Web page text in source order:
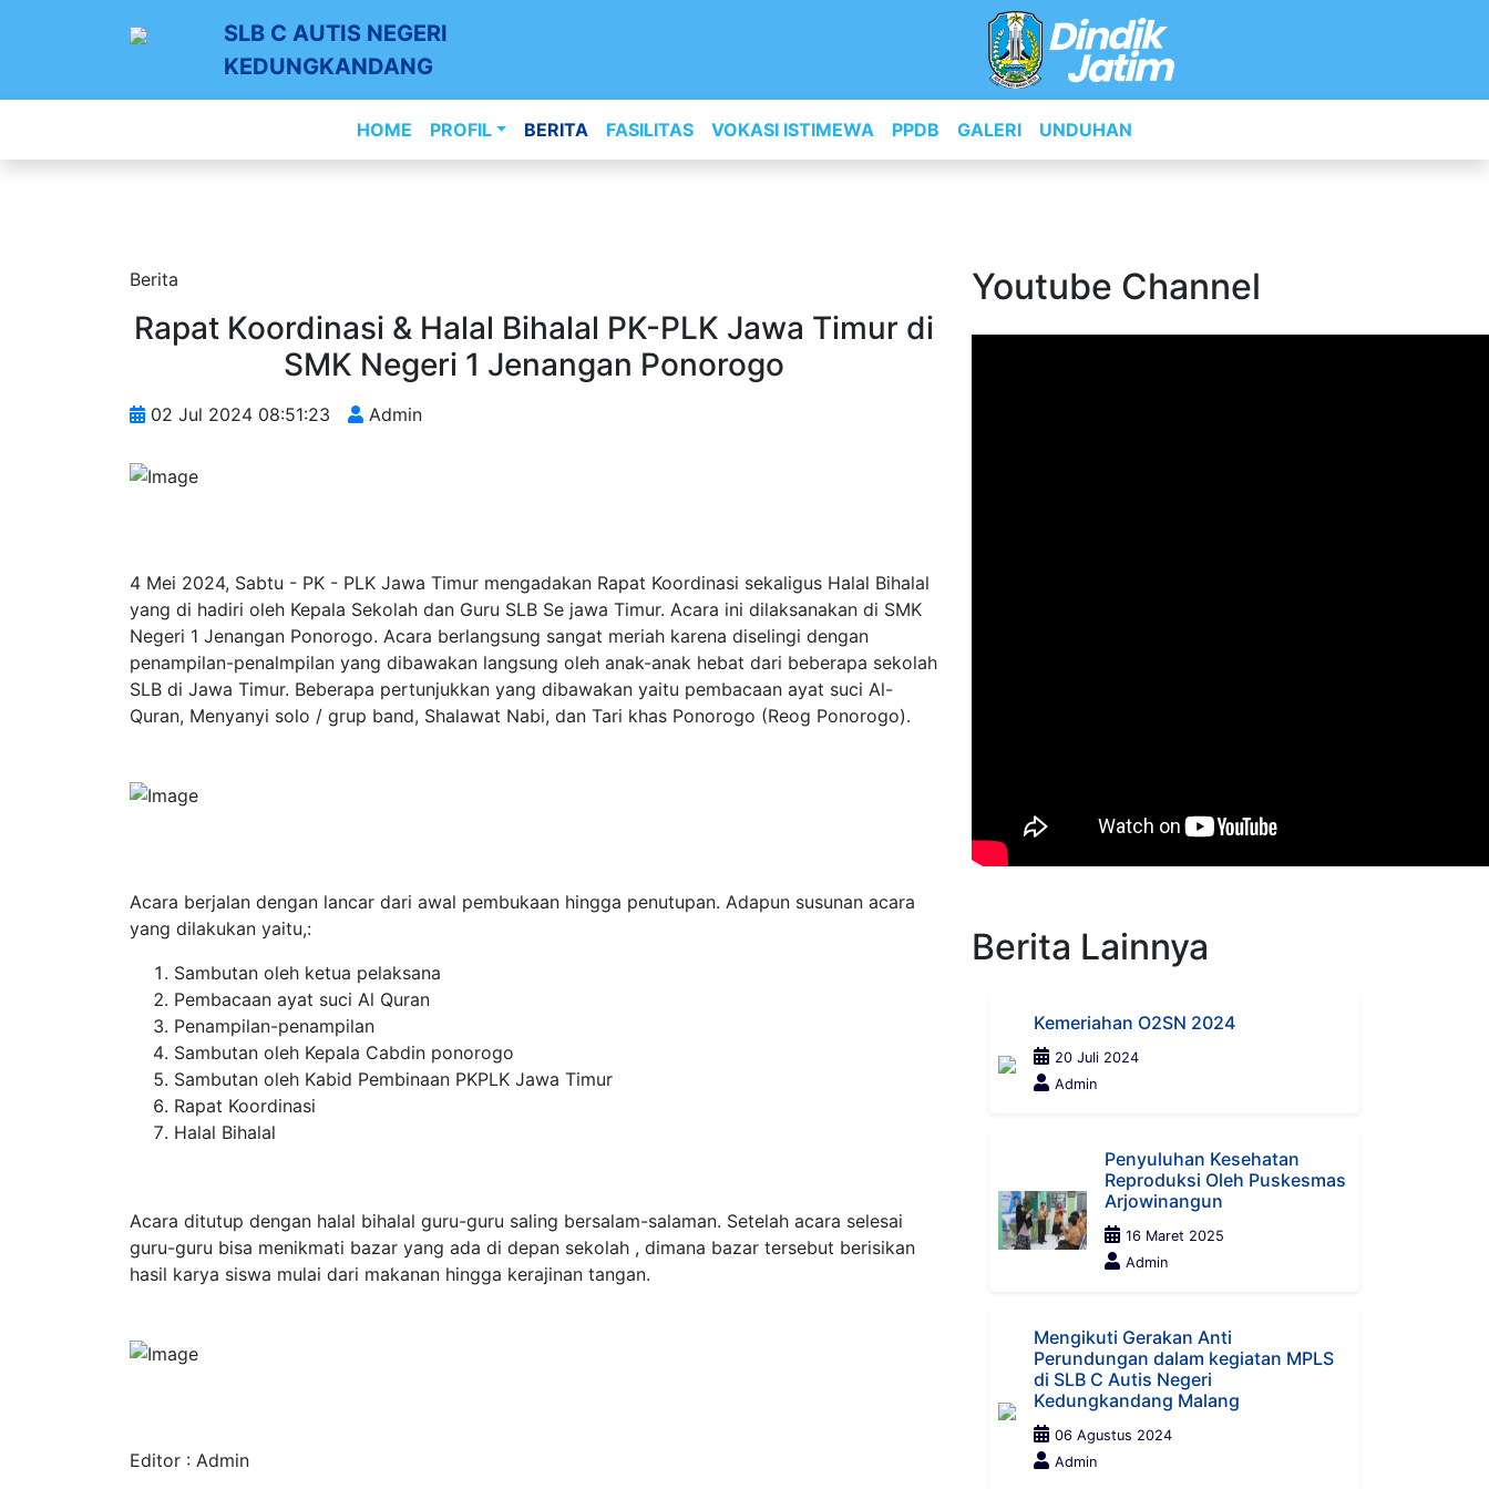
SLB C AUTIS NEGERI
KEDUNGKANDANG
HOME PROFIL BERITA FASILITAS VOKASI ISTIMEWA PPDB GALERI UNDUHAN
Berita
Rapat Koordinasi & Halal Bihalal PK-PLK Jawa Timur di
SMK Negeri 1 Jenangan Ponorogo
02 Jul 2024 08:51:23 Admin
4 Mei 2024, Sabtu - PK - PLK Jawa Timur mengadakan Rapat Koordinasi sekaligus Halal Bihalal
yang di hadiri oleh Kepala Sekolah dan Guru SLB Se jawa Timur. Acara ini dilaksanakan di SMK
Negeri 1 Jenangan Ponorogo. Acara berlangsung sangat meriah karena diselingi dengan
penampilan-penalmpilan yang dibawakan langsung oleh anak-anak hebat dari beberapa sekolah
SLB di Jawa Timur. Beberapa pertunjukkan yang dibawakan yaitu pembacaan ayat suci Al-
Quran, Menyanyi solo / grup band, Shalawat Nabi, dan Tari khas Ponorogo (Reog Ponorogo).
Acara berjalan dengan lancar dari awal pembukaan hingga penutupan. Adapun susunan acara
yang dilakukan yaitu,:
Sambutan oleh ketua pelaksana
Pembacaan ayat suci Al Quran
Penampilan-penampilan
Sambutan oleh Kepala Cabdin ponorogo
Sambutan oleh Kabid Pembinaan PKPLK Jawa Timur
Rapat Koordinasi
Halal Bihalal
Acara ditutup dengan halal bihalal guru-guru saling bersalam-salaman. Setelah acara selesai
guru-guru bisa menikmati bazar yang ada di depan sekolah , dimana bazar tersebut berisikan
hasil karya siswa mulai dari makanan hingga kerajinan tangan.
Editor : Admin
Youtube Channel
Berita Lainnya
Kemeriahan O2SN 2024
20 Juli 2024
Admin
Penyuluhan Kesehatan
Reproduksi Oleh Puskesmas
Arjowinangun
16 Maret 2025
Admin
Mengikuti Gerakan Anti
Perundungan dalam kegiatan MPLS
di SLB C Autis Negeri
Kedungkandang Malang
06 Agustus 2024
Admin